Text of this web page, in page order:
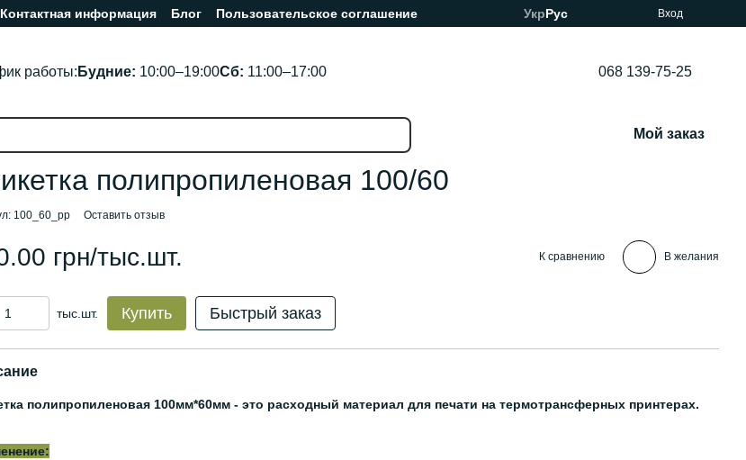
Контактная информация Блог
Пользовательское соглашение
УкрРус Вход
работы: Будние: 10:00–19:00Сб: 11:00–17:00 068 139-75-25
Мой заказ
полипропиленовая 100/60
100_60_pp Оставить отзыв
грн/тыс.шт. К сравнению В желания
тыс.шт. Купить Быстрый заказ
полипропиленовая 100мм*60мм - это расходный материал для печати на термотрансферных принтерах.